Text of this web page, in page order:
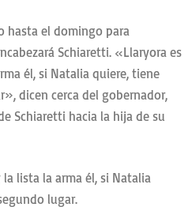
hasta el domingo para
Schiaretti. «Llaryora es
él, si Natalia quiere, tiene
dicen cerca del gobernador,
Schiaretti hacia la hija de su
lista la arma él, si Natalia
lugar.